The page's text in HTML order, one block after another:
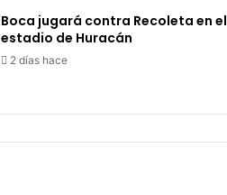
Boca jugará contra Recoleta en el
estadio de Huracán
2 días hace